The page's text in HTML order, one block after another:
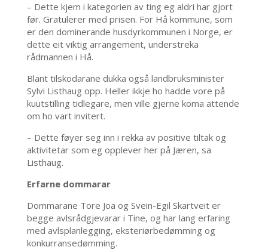
– Dette kjem i kategorien av ting eg aldri har gjort
før. Gratulerer med prisen. For Hå kommune, som
er den dominerande husdyrkommunen i Norge, er
dette eit viktig arrangement, understreka
rådmannen i Hå.
Blant tilskodarane dukka også landbruksminister
Sylvi Listhaug opp. Heller ikkje ho hadde vore på
kuutstilling tidlegare, men ville gjerne koma attende
om ho vart invitert.
– Dette føyer seg inn i rekka av positive tiltak og
aktivitetar som eg opplever her på Jæren, sa
Listhaug.
Erfarne dommarar
Dommarane Tore Joa og Svein-Egil Skartveit er
begge avlsrådgjevarar i Tine, og har lang erfaring
med avlsplanlegging, eksteriørbedømming og
konkurransedømming.